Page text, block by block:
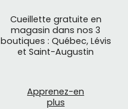
Cueillette gratuite en
magasin dans nos 3
boutiques : Québec, Lévis
et Saint-Augustin
Apprenez-en
plus